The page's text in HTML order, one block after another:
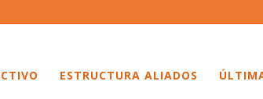
ESTRUCTURA ALIADOS